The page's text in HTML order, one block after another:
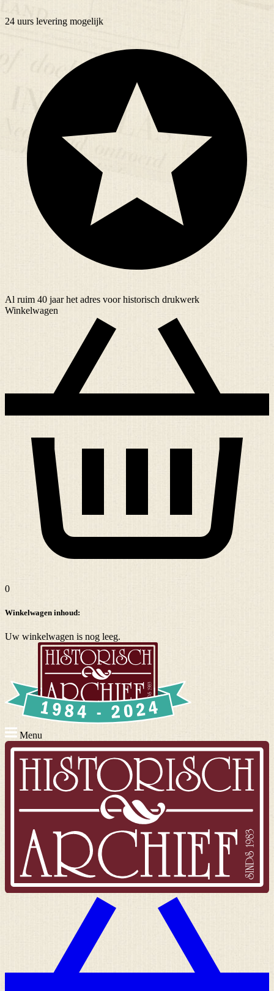
24 uurs levering mogelijk
Al ruim 40 jaarhet adres voor historisch drukwerk
Winkelwagen
0
Winkelwagen inhoud:
Uw winkelwagen is nog leeg.
Menu